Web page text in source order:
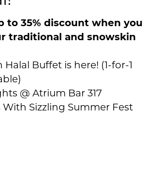
to 35% discount when you
traditional and snowskin
Halal Buffet is here! (1-for-1
@ Atrium Bar 317
With Sizzling Summer Fest
纠纷调解程序 .TRUSTe 将作为网站的联络
士安全港框架 (U.S.-Swiss Safe Harbor
全、数据完整性、访问和执行的安全港隐私
的认证，请访
同意 TRUSTe 就与我们遵守安全港隐私框
们未能解决您的投诉， 您可以通过其他方式